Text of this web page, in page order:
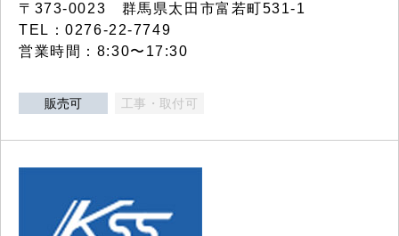
〒373-0023 群馬県太田市富若町531-1
TEL：0276-22-7749
営業時間：8:30〜17:30
販売可 工事・取付可